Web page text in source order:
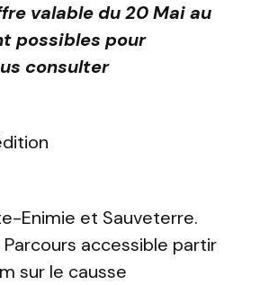
valable du 20 Mai au
possibles pour
consulter
Enimie et Sauveterre.
accessible partir
sur le causse